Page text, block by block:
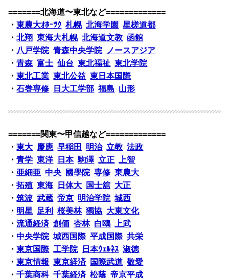
=======北海道〜東北など=============
・東農大ｵﾎｰﾂｸ 札幌 北海学園
星槎道都
・北翔 東海大札幌 北海道文教 函館
・ 八戸学院 青森中央学院
ノースアジア
・青森 富士 仙台 東北福祉 東北学院
・東北工業 東北公益 東日本国際
・石巻専修 日大工学部 福島 山形
=======関東〜甲信越など=============
・東大 慶應 早稲田 明治 立教 法政
・青学 東洋 日本 駒澤 立正 上智
・亜細亜 中央 國學院 専修 東農大
・拓殖 東海 日体大 国士舘 大正
・筑波 武蔵 帝京 明治学院 城西
・ 明星 足利 桜美林 獨協 大東文化
・流通経済 創価 杏林 白鴎 上武
・中央学院 城西国際 平成国際 共栄
・東京国際 工学院 日本ｳｪﾙﾈｽ 淑徳
・東京情報 東京経済 国際武道 敬愛
・千葉商科 千葉経済 松蔭 帝京平成